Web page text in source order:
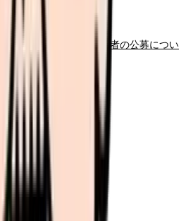
供給支援事業 実施事業者の公募につい
の使用促進について」
情報」
る通知等（医薬品）」
したか？
た 0